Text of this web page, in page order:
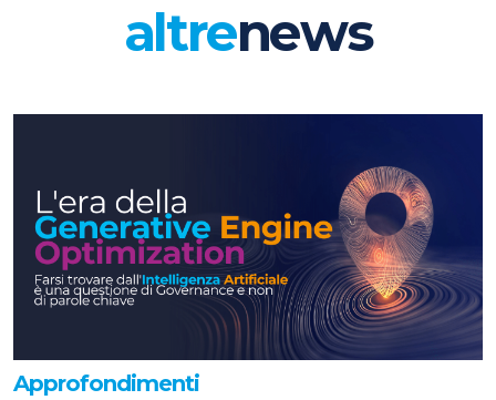
altrenews
Approfondimenti